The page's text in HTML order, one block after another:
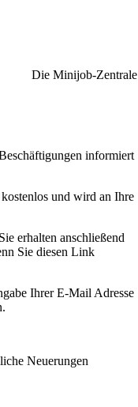
Die Minijob-Zentrale
informiert
und wird an Ihre
erhalten anschließend
Sie diesen Link
Ihrer E-Mail Adresse
Neuerungen